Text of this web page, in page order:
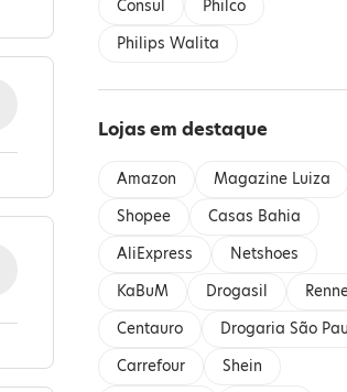
Consul
Philco
Philips Walita
Lojas em destaque
Amazon
Magazine Luiza
Shopee
Casas Bahia
AliExpress
Netshoes
KaBuM
Drogasil
Centauro
Drogaria São
Carrefour
Shein